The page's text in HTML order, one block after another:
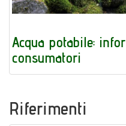
Acqua potabile:
consumatori
Riferimenti